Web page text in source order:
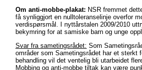
Om anti-mobbe-plakat: NSR fremmet
få synliggjort en nulltoleranselinje overfor
verdispørsmål. I nyttårstalen 2009/2010
bekymring for at samiske barn og unge
Svar fra sametingsrådet: Som
områder som Sametingsrådet har et
behandling vil det ventelig bli utarbeidet
Mobbing og anti-mobbe tiltak kan være